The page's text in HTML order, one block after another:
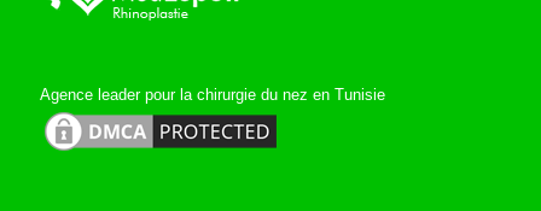
Agence leader pour la chirurgie du nez en Tunisie